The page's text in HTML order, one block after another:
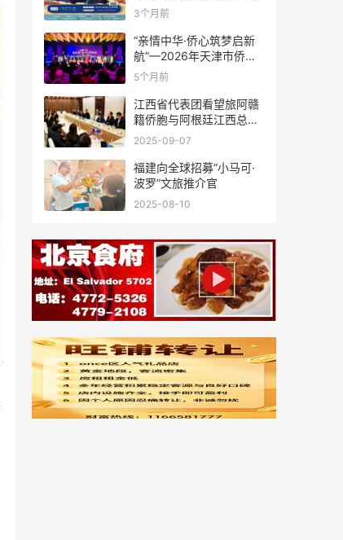
场！国风曲艺邂逅南美风
结！
3个月前
“亲情中华·侨心筑梦启新
航”—2026年天津市侨界
新春联谊活动成功举办
5个月前
江西省代表团看望旅阿赣
籍侨胞与阿根廷江西总商
会座谈
2025-09-07
福建向全球招募“小马可·
波罗”文旅推介官
2025-08-10